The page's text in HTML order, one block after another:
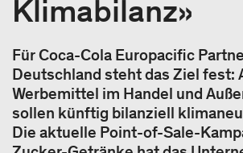
Klimabilanz»
Für Coca-Cola Europacific
Deutschland steht das Ziel fest:
Werbemittel im Handel und
sollen künftig bilanziell
Die aktuelle Point-of-Sale-